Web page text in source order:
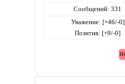
Сообщений: 331
Уважение: [+46/-0]
Позитив: [+9/-0]